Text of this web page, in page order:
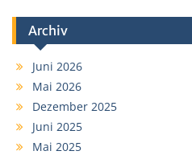
Archiv
Juni 2026
Mai 2026
Dezember 2025
Juni 2025
Mai 2025